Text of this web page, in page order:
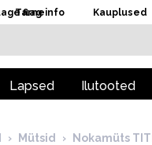
Tarneinfo Kauplused
Lapsed Ilutooted
› Mütsid › Nokamüts